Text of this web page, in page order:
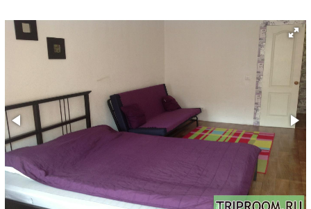
0
Сравнение